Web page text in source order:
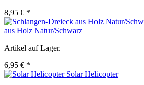
8,95 € *
aus Holz Natur/Schwarz
Artikel auf Lager.
6,95 € *
Solar Helicopter